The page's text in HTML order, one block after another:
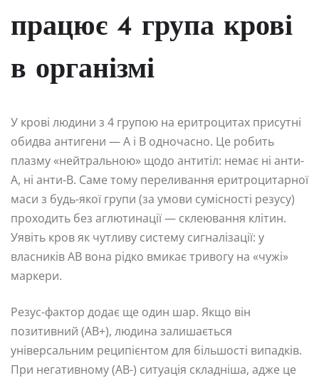
працює 4 група крові
в організмі
У крові людини з 4 групою на еритроцитах присутні
обидва антигени — А і В одночасно. Це робить
плазму «нейтральною» щодо антитіл: немає ні анти-
А, ні анти-В. Саме тому переливання еритроцитарної
маси з будь-якої групи (за умови сумісності резусу)
проходить без аглютинації — склеювання клітин.
Уявіть кров як чутливу систему сигналізації: у
власників AB вона рідко вмикає тривогу на «чужі»
маркери.
Резус-фактор додає ще один шар. Якщо він
позитивний (AB+), людина залишається
універсальним реципієнтом для більшості випадків.
При негативному (AB-) ситуація складніша, адже це